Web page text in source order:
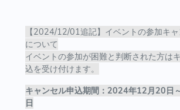
【2024/12/01追記】イベントの参加キ
について
イベントの参加が困難と判断された方は
込を受け付けます。
キャンセル申込期間：2024年12月20日
日